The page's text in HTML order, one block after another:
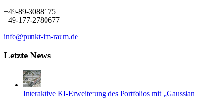
+49-89-3088175
+49-177-2780677
info@punkt-im-raum.de
Letzte News
Interaktive KI-Erweiterung des Portfolios mit „Gaussian